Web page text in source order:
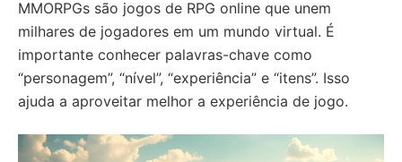
MMORPGs são jogos de RPG online que unem
milhares de jogadores em um mundo virtual. É
importante conhecer palavras-chave como
“personagem”, “nível”, “experiência” e “itens”. Isso
ajuda a aproveitar melhor a experiência de jogo.